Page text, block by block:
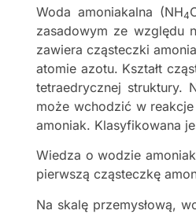
Woda amoniakalna (NH4
zasadowym ze względu
zawiera cząsteczki
atomie azotu. Kształt
tetraedrycznej struktury.
może wchodzić w
amoniak. Klasyfikowana
Wiedza o wodzie
pierwszą cząsteczkę
Na skalę przemysłową,